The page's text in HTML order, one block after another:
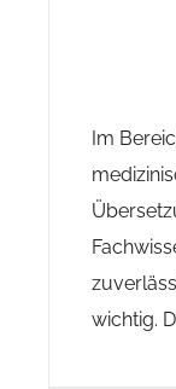
Im
wichtig.